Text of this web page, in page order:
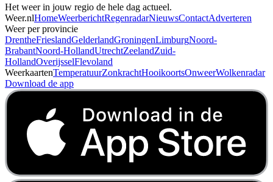
Het weer in jouw regio de hele dag actueel.
Weer.nlHomeWeerberichtRegenradarNieuwsContactAdverteren
Weer per provincie
DrentheFrieslandGelderlandGroningenLimburgNoord-
BrabantNoord-HollandUtrechtZeelandZuid-
HollandOverijsselFlevoland
WeerkaartenTemperatuurZonkrachtHooikoortsOnweerWolkenradar
Download de app